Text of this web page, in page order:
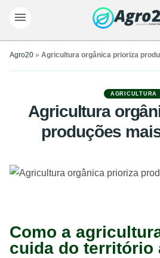
Agro20 » Agricultura orgânica prioriza
AGRICULTURA
Agricultura
produções
Como a
cuida do território